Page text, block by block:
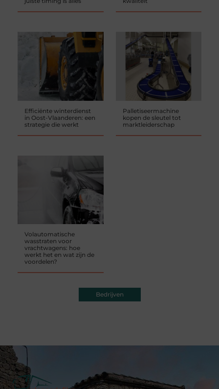
Efficiënte winterdienst
in Oost-Vlaanderen: een
strategie die werkt
Palletiseermachine
kopen de sleutel tot
marktleiderschap
Volautomatische
wasstraten voor
vrachtwagens: hoe
werkt het en wat zijn de
voordelen?
Bedrijven